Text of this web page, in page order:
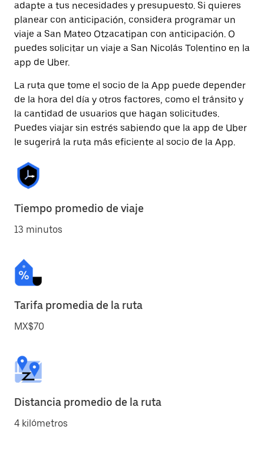
adapte a tus necesidades y presupuesto. Si quieres
planear con anticipación, considera programar un
viaje a San Mateo Otzacatipan con anticipación. O
puedes solicitar un viaje a San Nicolás Tolentino en la
app de Uber.
La ruta que tome el socio de la App puede depender
de la hora del día y otros factores, como el tránsito y
la cantidad de usuarios que hagan solicitudes.
Puedes viajar sin estrés sabiendo que la app de Uber
le sugerirá la ruta más eficiente al socio de la App.
Tiempo promedio de viaje
13 minutos
Tarifa promedia de la ruta
MX$70
Distancia promedio de la ruta
4 kilómetros